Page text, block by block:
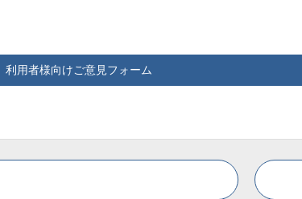
利用者様向けご意見フォーム